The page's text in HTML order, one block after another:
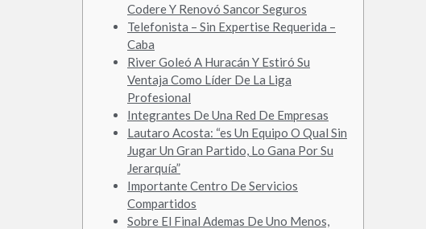
Codere Y Renovó Sancor Seguros
Telefonista – Sin Expertise Requerida –
Caba
River Goleó A Huracán Y Estiró Su
Ventaja Como Líder De La Liga
Profesional
Integrantes De Una Red De Empresas
Lautaro Acosta: “es Un Equipo O Qual Sin
Jugar Un Gran Partido, Lo Gana Por Su
Jerarquía”
Importante Centro De Servicios
Compartidos
Sobre El Final Ademas De Uno Menos,